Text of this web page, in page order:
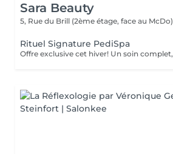
Sara Beauty
5, Rue du Brill (2ème étage, face au McDo)
Rituel Signature PediSpa